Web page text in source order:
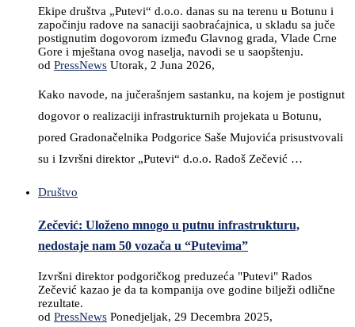
Ekipe društva „Putevi“ d.o.o. danas su na terenu u Botunu i
započinju radove na sanaciji saobraćajnica, u skladu sa juče
postignutim dogovorom između Glavnog grada, Vlade Crne
Gore i mještana ovog naselja, navodi se u saopštenju.
od PressNews Utorak, 2 Juna 2026,
Kako navode, na jučerašnjem sastanku, na kojem je postignut
dogovor o realizaciji infrastrukturnih projekata u Botunu,
pored Gradonačelnika Podgorice Saše Mujovića prisustvovali
su i Izvršni direktor „Putevi“ d.o.o. Radoš Zečević …
Društvo
Zečević: Uloženo mnogo u putnu infrastrukturu,
nedostaje nam 50 vozača u “Putevima”
Izvršni direktor podgoričkog preduzeća "Putevi" Rados
Zečević kazao je da ta kompanija ove godine bilježi odlične
rezultate.
od PressNews Ponedjeljak, 29 Decembra 2025,